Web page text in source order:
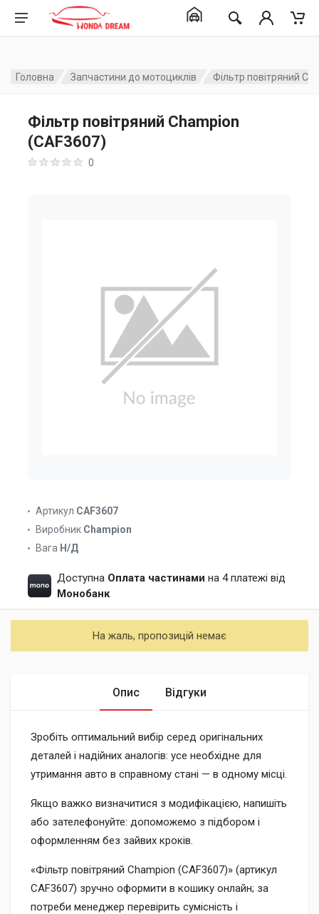
Головна Запчастини до мотоциклів Фільтр повітряний
Фільтр повітряний Champion
(CAF3607)
0
Артикул CAF3607
Виробник Champion
Вага Н/Д
Доступна Оплата частинами на 4 платежі від
Монобанк
На жаль, пропозицій немає
Опис Відгуки
Зробіть оптимальний вибір серед оригінальних
деталей і надійних аналогів: усе необхідне для
утримання авто в справному стані — в одному місці.
Якщо важко визначитися з модифікацією, напишіть
або зателефонуйте: допоможемо з підбором і
оформленням без зайвих кроків.
«Фільтр повітряний Champion (CAF3607)» (артикул
CAF3607) зручно оформити в кошику онлайн; за
потреби менеджер перевірить сумісність і